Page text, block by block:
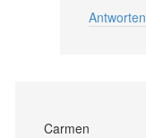
Antworten
Carmen